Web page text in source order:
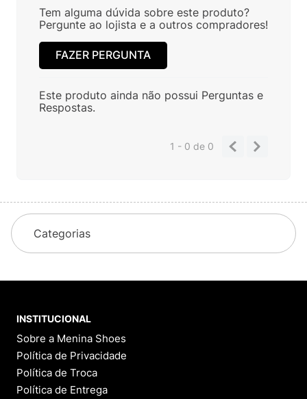
Tem alguma dúvida sobre este produto?
Pergunte ao lojista e a outros compradores!
FAZER PERGUNTA
Este produto ainda não possui Perguntas e
Respostas.
1 - 0de 0
Categorias
INSTITUCIONAL
Sobre a Menina Shoes
Política de Privacidade
Política de Troca
Política de Entrega